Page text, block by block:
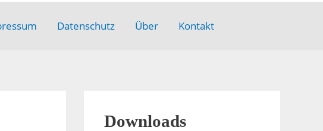
Datenschutz Über Kontakt
Downloads